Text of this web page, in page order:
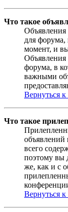
Что такое
для форума,
момент, и
Объявления
форума, в
важными
Вернуться к
Что такое
объявлений
всего
поэтому вы
же, как и с
Вернуться к